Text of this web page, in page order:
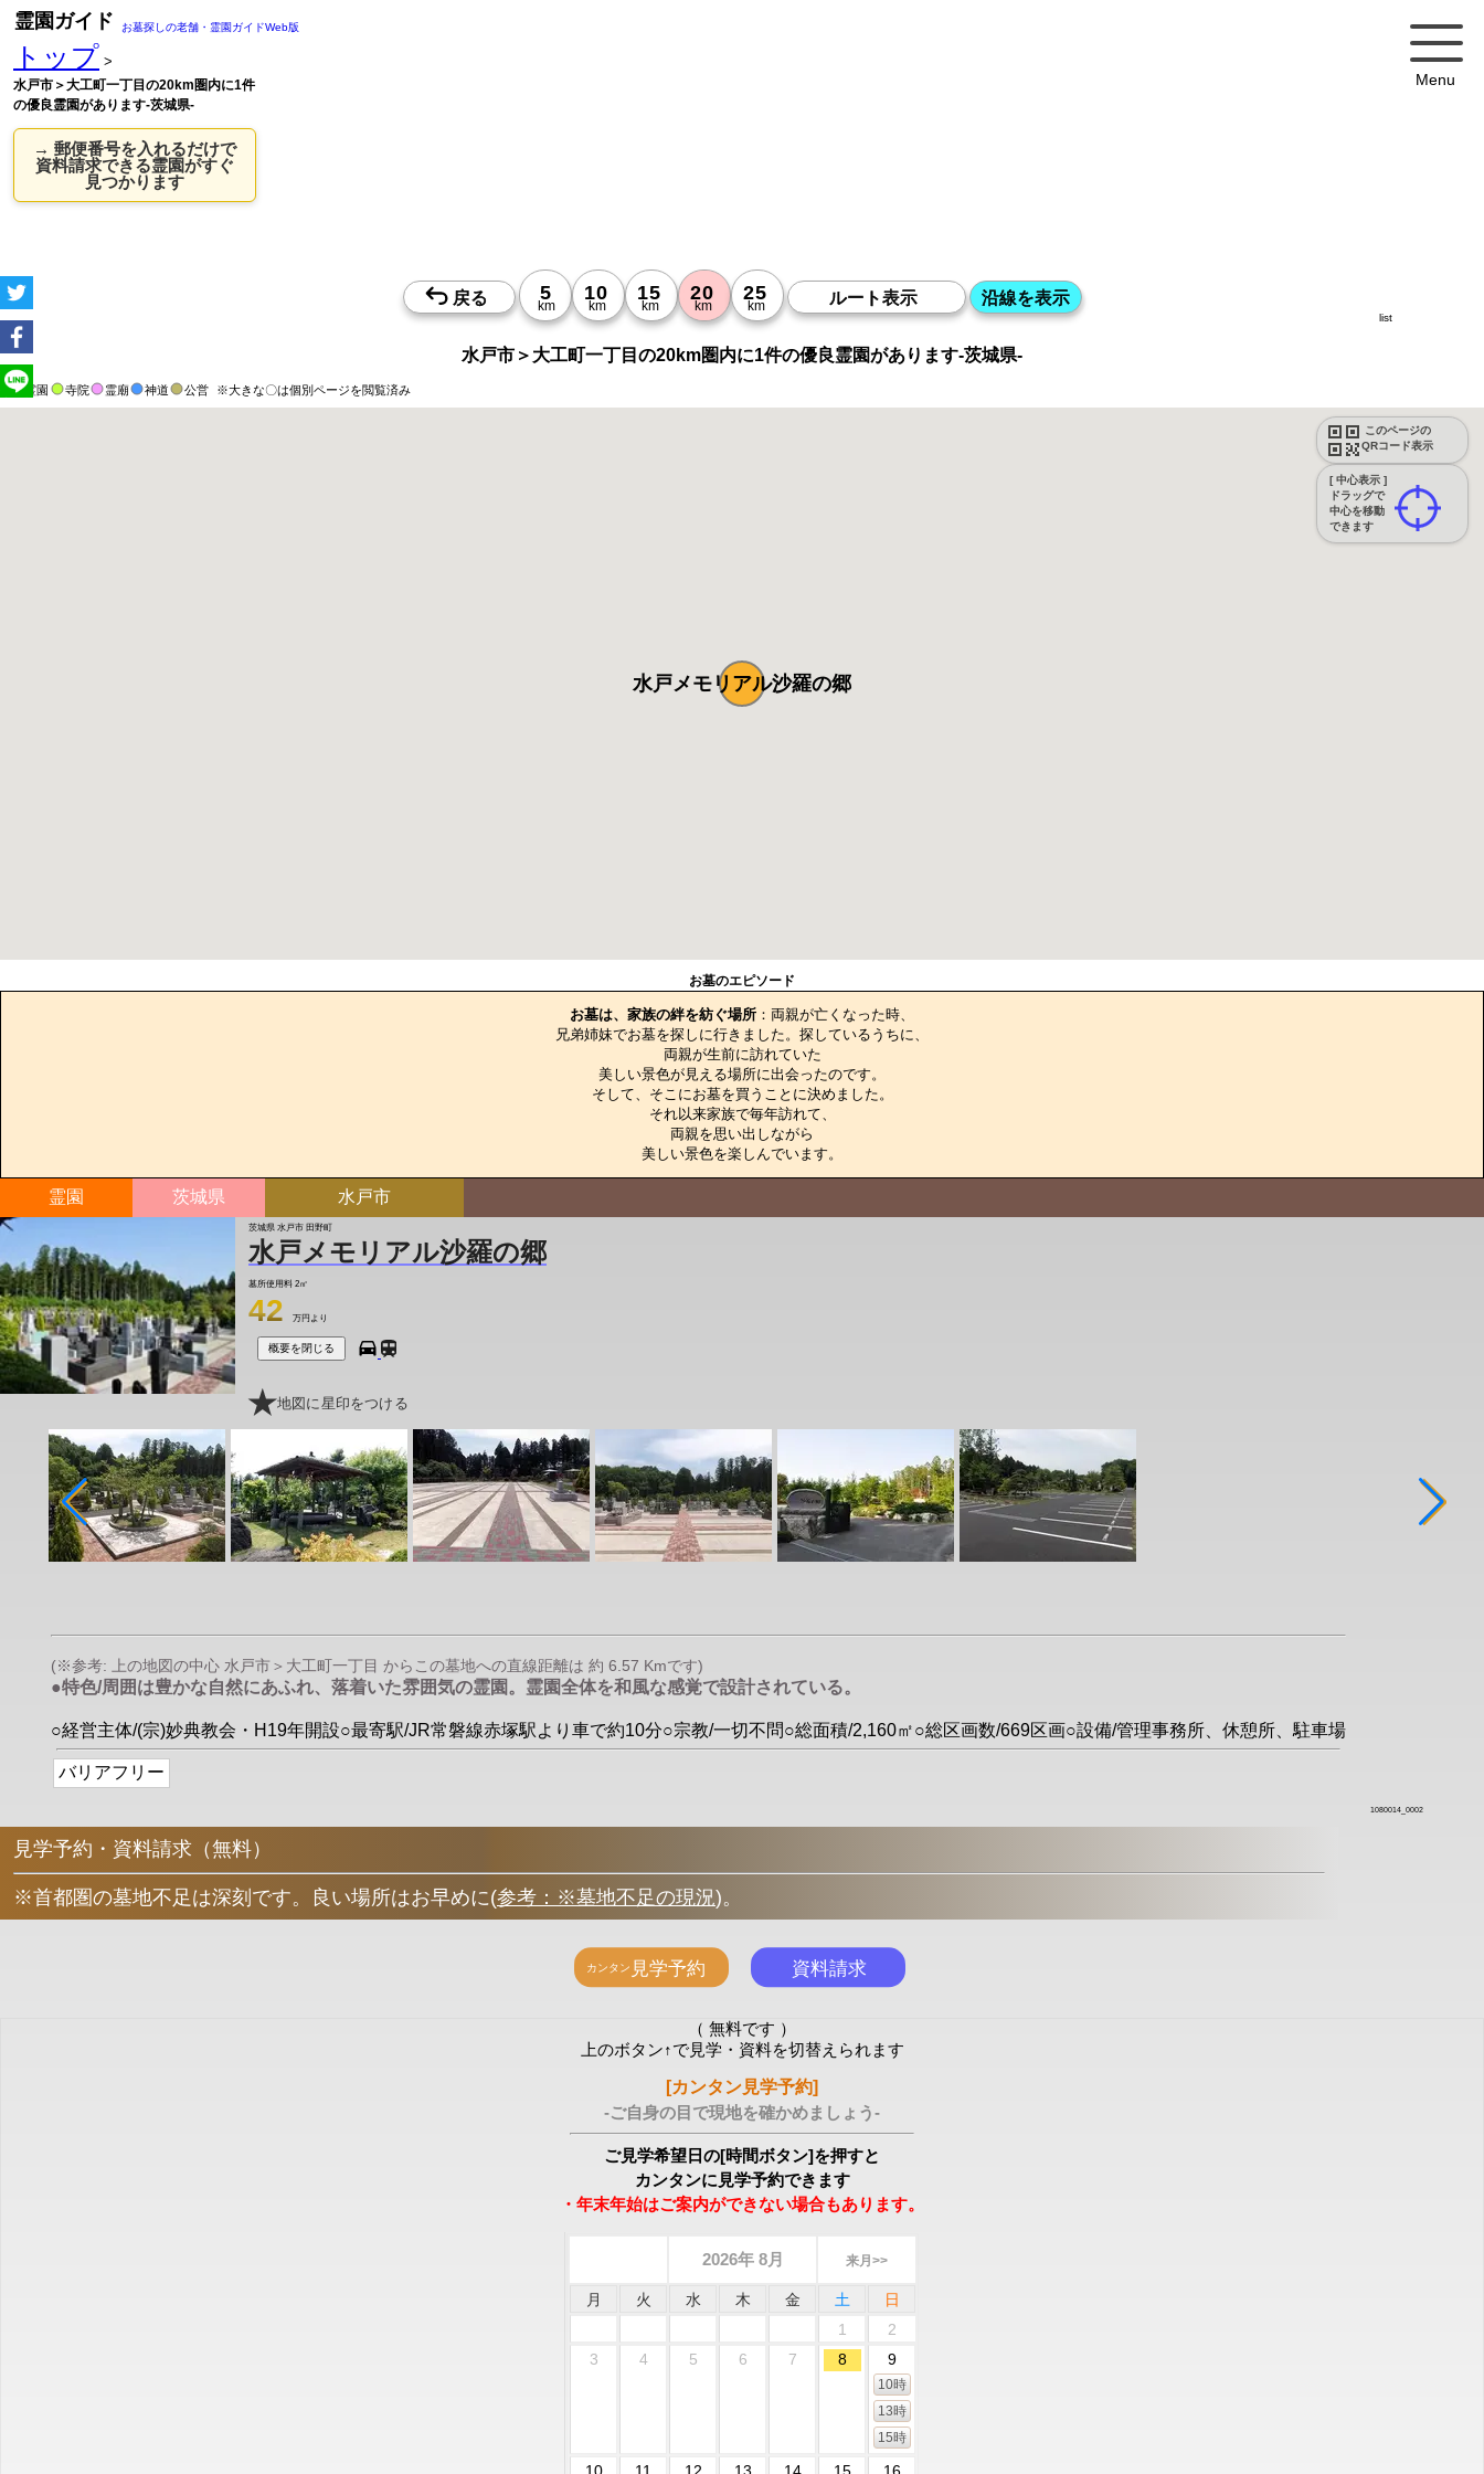
Menu
霊園ガイド お墓探しの老舗・霊園ガイドWeb版
トップ >
水戸市＞大工町一丁目の20km圏内に1件
の優良霊園があります-茨城県-
→ 郵便番号を入れるだけで
資料請求できる霊園がすぐ
見つかります
水戸市＞大工町一丁目の20km圏内に1件の優良霊園があります-茨城県-
霊園 寺院 霊廟 神道 公営 ※大きな〇は個別ページを閲覧済み
このページの
QRコード表示
[ 中心表示 ]
ドラッグで
中心を移動
できます
list
水戸メモリアル沙羅の郷
お墓のエピソード
お墓は、家族の絆を紡ぐ場所 ：両親が亡くなった時、
兄弟姉妹でお墓を探しに行きました。探しているうちに、
両親が生前に訪れていた
美しい景色が見える場所に出会ったのです。
そして、そこにお墓を買うことに決めました。
それ以来家族で毎年訪れて、
両親を思い出しながら
美しい景色を楽しんでいます。
霊園 茨城県 水戸市
茨城県 水戸市 田野町
水戸メモリアル沙羅の郷
墓所使用料 2㎡
42 万円より
概要を閉じる
地図に星印をつける
(※参考: 上の地図の中心 水戸市＞大工町一丁目 からこの墓地への直線距離は 約 6.57 Kmです)
●特色/周囲は豊かな自然にあふれ、落着いた雰囲気の霊園。霊園全体を和風な感覚で設計されている。
○経営主体/(宗)妙典教会・H19年開設○最寄駅/JR常磐線赤塚駅より車で約10分○宗教/一切不問○総面積/2,160㎡○総区画数/669区画○設備/管理事務所、休憩所、駐車場
バリアフリー
1080014_0002
見学予約・資料請求（無料）
※首都圏の墓地不足は深刻です。良い場所はお早めに(参考：※墓地不足の現況)。
（ 無料です ）
上のボタン↑で見学・資料を切替えられます
[カンタン見学予約]
-ご自身の目で現地を確かめましょう-
ご見学希望日の[時間ボタン]を押すと
カンタンに見学予約できます
・年末年始はご案内ができない場合もあります。
2026年 8月 来月>>
月 火 水 木 金 土
日
1
2
3
4 5 6 7 8 9
10時
13時
15時